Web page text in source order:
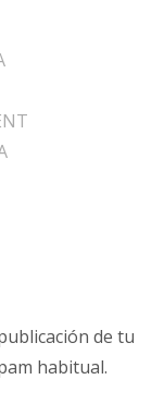
de tu
habitual.